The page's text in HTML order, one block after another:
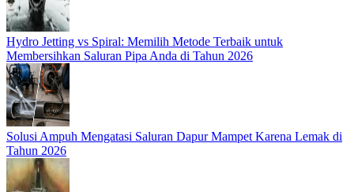
Hydro Jetting vs Spiral: Memilih Metode Terbaik untuk
Membersihkan Saluran Pipa Anda di Tahun 2026
Solusi Ampuh Mengatasi Saluran Dapur Mampet Karena Lemak di
Tahun 2026